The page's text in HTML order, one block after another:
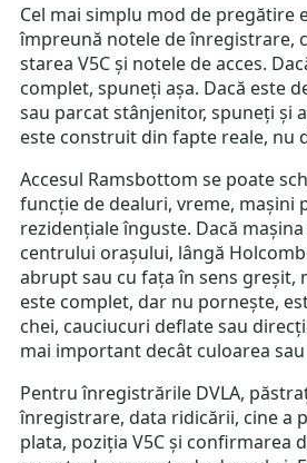
Cel mai simplu mod de pregătire
împreună notele de înregistrare,
starea V5C și notele de acces.
complet, spuneți așa. Dacă este
sau parcat stânjenitor, spuneți și
este construit din fapte reale, nu
Accesul Ramsbottom se poate
funcție de dealuri, vreme, mașini
rezidențiale înguste. Dacă
centrului orașului, lângă
abrupt sau cu fața în sens greșit,
este complet, dar nu pornește,
chei, cauciucuri deflate sau
mai important decât culoarea
Pentru înregistrările DVLA,
înregistrare, data ridicării, cine a
plata, poziția V5C și confirmarea